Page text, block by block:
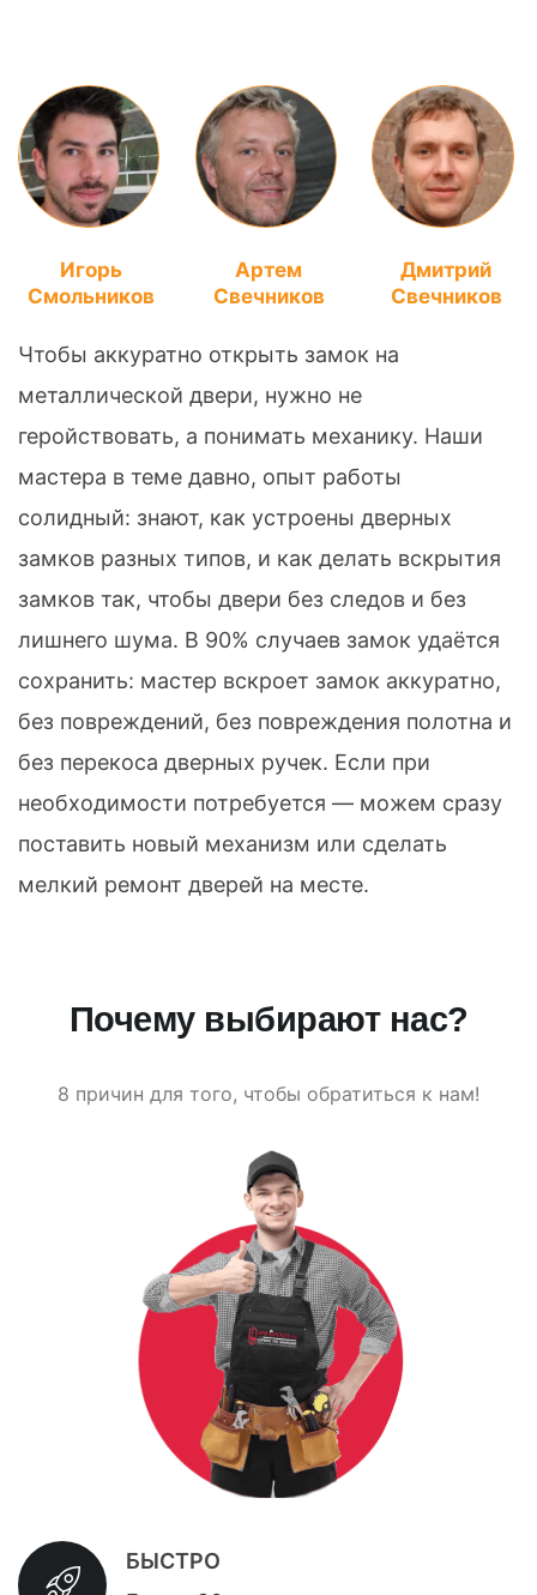
Игорь
Смольников
Артем
Свечников
Дмитрий
Свечников
Чтобы аккуратно открыть замок на
металлической двери, нужно не
геройствовать, а понимать механику. Наши
мастера в теме давно, опыт работы
солидный: знают, как устроены дверных
замков разных типов, и как делать вскрытия
замков так, чтобы двери без следов и без
лишнего шума. В 90% случаев замок удаётся
сохранить: мастер вскроет замок аккуратно,
без повреждений, без повреждения полотна и
без перекоса дверных ручек. Если при
необходимости потребуется — можем сразу
поставить новый механизм или сделать
мелкий ремонт дверей на месте.
Почему выбирают нас?
8 причин для того, чтобы обратиться к нам!
БЫСТРО